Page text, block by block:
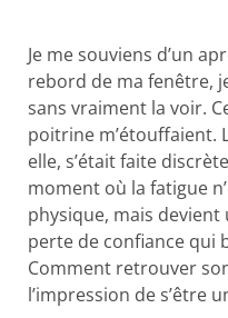
Je me souviens d’un
rebord de ma fenêtre,
sans vraiment la voir.
poitrine m’étouffaient.
elle, s’était faite
moment où la fatigue
physique, mais
perte de confiance qui
Comment retrouver
l’impression de s’être